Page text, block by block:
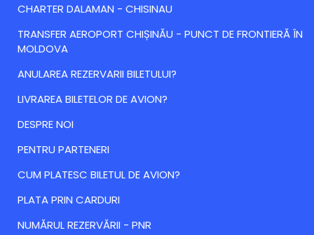
CHARTER DALAMAN - CHISINAU
TRANSFER AEROPORT CHIȘINĂU - PUNCT DE FRONTIERĂ ÎN
MOLDOVA
ANULAREA REZERVARII BILETULUI?
LIVRAREA BILETELOR DE AVION?
DESPRE NOI
PENTRU PARTENERI
CUM PLATESC BILETUL DE AVION?
PLATA PRIN CARDURI
NUMĂRUL REZERVĂRII - PNR